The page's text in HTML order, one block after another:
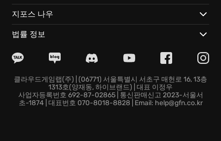
가 넘는 코스튬 아이템으로 개성을 뽐내세요! 킬 스크린
에 남길 나만의 특별한 모습, 상상만 해도 짜릿하지 않나
요?
득하고, 풀숲에 몸을 숨겨 기습하거나, 거대한 햄스터 볼
리를 가져다줄 겁니다.
매일매일 업데이트되는 즐거움:새로운 동물, 무기, 아이
템이 쉴 새 없이 업데이트됩니다! 매일매일 새로운 즐거
지포스 나우
법률 정보
클라우드게임랩(주) | (06771) 서울특별시 서초구 매헌로 16, 13층
1313호(양재동, 하이브랜드) | 대표 이정우
사업자등록번호 692-87-02865 | 통신판매신고 2023-서울서
초-1874 | 대표번호 070-8018-8828 | Email: help@gfn.co.kr